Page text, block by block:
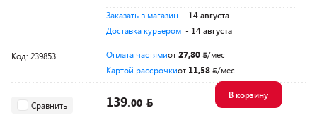
Заказать в магазин - 14 августа
Доставка курьером - 14 августа
Код: 239853 Оплата частямиот27,80
/мес
Картой рассрочкиот 11,58 /мес
Сравнить 139.00
В корзину